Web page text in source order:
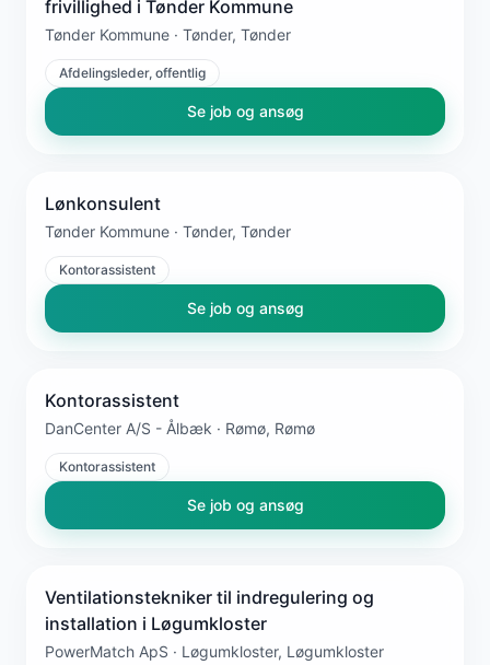
frivillighed i Tønder Kommune
Tønder Kommune · Tønder, Tønder
Afdelingsleder, offentlig
Se job og ansøg
Lønkonsulent
Tønder Kommune · Tønder, Tønder
Kontorassistent
Se job og ansøg
Kontorassistent
DanCenter A/S - Ålbæk · Rømø, Rømø
Kontorassistent
Se job og ansøg
Ventilationstekniker til indregulering og
installation i Løgumkloster
PowerMatch ApS · Løgumkloster, Løgumkloster